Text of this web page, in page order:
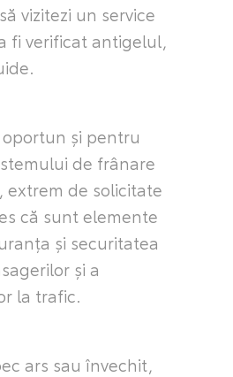
vizitezi un service
fi verificat antigelul,
și pentru
de frânare
extrem de solicitate
că sunt elemente
și securitatea
și a
la trafic.
ars sau învechit,